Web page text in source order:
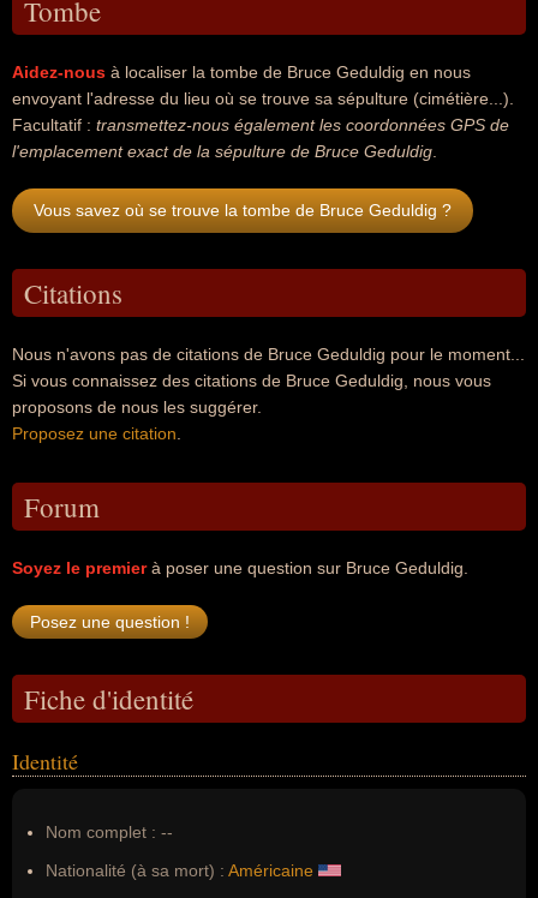
Tombe
Aidez-nous à localiser la tombe de Bruce Geduldig en nous
envoyant l'adresse du lieu où se trouve sa sépulture (cimétière...).
Facultatif : transmettez-nous également les coordonnées GPS de
l'emplacement exact de la sépulture de Bruce Geduldig
Vous savez où se trouve la tombe de Bruce Geduldig ?
Citations
Nous n'avons pas de citations de Bruce Geduldig pour le moment...
Si vous connaissez des citations de Bruce Geduldig, nous vous
proposons de nous les suggérer.
Proposez une citation
Forum
Soyez le premierà poser une question sur Bruce Geduldig.
Fiche d'identité
Identité
Nom complet : --
Nationalité (à sa mort) : Américaine